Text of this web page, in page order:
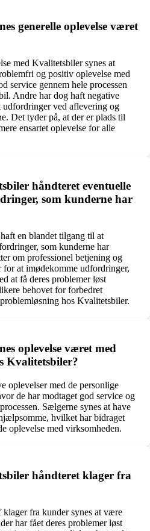
generelle oplevelse været
med Kvalitetsbiler synes at
og positiv oplevelse med
service gennem hele processen
Andre har dog haft negative
udfordringer ved aflevering og
Det tyder på, at der er plads til
ensartet oplevelse for alle
håndteret eventuelle
som kunderne har
en blandet tilgang til at
som kunderne har
om professionel betjening og
for at imødekomme udfordringer,
at få deres problemer løst
behovet for forbedret
hos Kvalitetsbiler.
oplevelse været med
Kvalitetsbiler?
oplevelser med de personlige
de har modtaget god service og
Sælgerne synes at have
hvilket har bidraget
oplevelse med virksomheden.
håndteret klager fra
fra kunder synes at være
har fået deres problemer løst